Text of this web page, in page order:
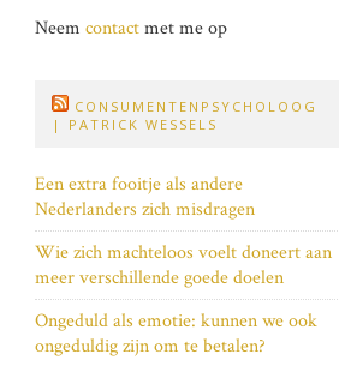
Neem contactmet me op
CONSUMENTENPSYCHOLOOG
| PATRICK WESSELS
Een extra fooitje als andere
Nederlanders zich misdragen
Wie zich machteloos voelt doneert aan
meer verschillende goede doelen
Ongeduld als emotie: kunnen we ook
ongeduldig zijn om te betalen?